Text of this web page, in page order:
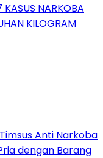
KASUS NARKOBA
KILOGRAM
Anti Narkoba
dengan Barang